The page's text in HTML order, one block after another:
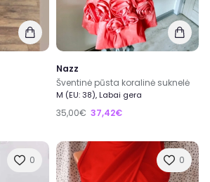
Nazz
Šventinė pūsta koralinė suknelė
M (EU: 38), Labai gera
35,00€ 37,42€
0 0